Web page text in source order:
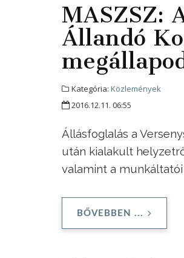
MASZSZ:
Állandó
Kategória: Közlemények
2016.12.11. 06:55
Állásfoglalás a
után kialakult
valamint a
BŐVEBBEN ...